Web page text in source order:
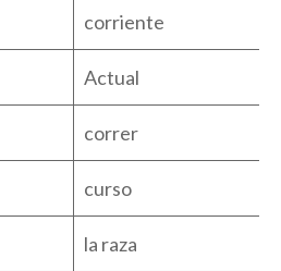
corriente
Actual
correr
curso
la raza